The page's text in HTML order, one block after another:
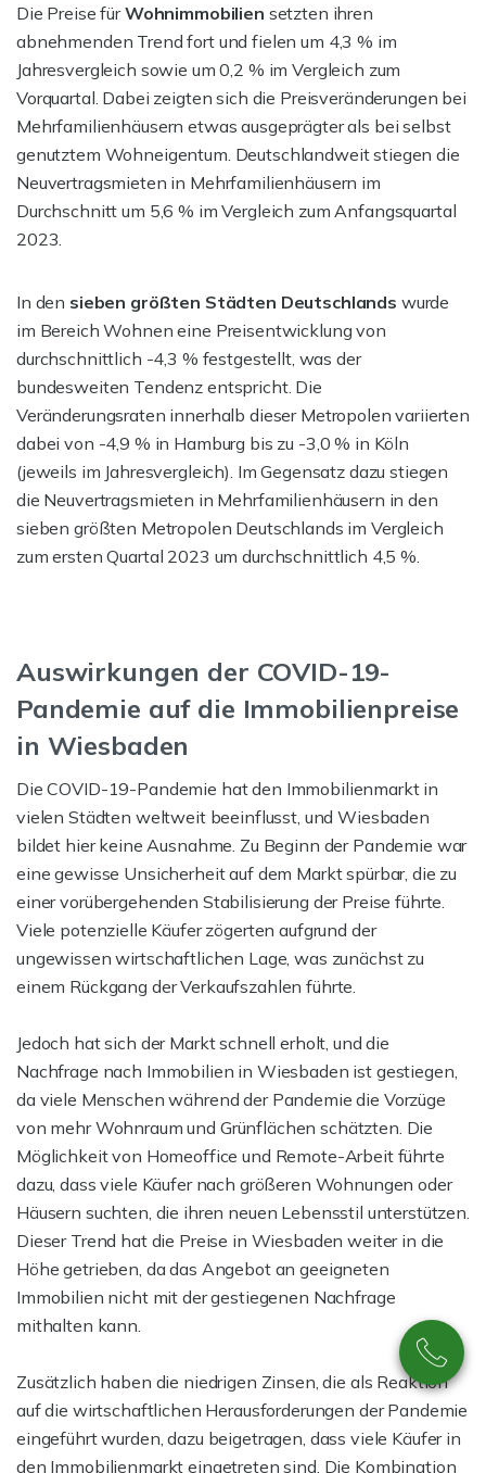
Die Preise fürWohnimmobilien setzten ihren
abnehmenden Trend fort und fielen um 4,3 % im
Jahresvergleich sowie um 0,2 % im Vergleich zum
Vorquartal. Dabei zeigten sich die Preisveränderungen bei
Mehrfamilienhäusern etwas ausgeprägter als bei selbst
genutztem Wohneigentum. Deutschlandweit stiegen die
Neuvertragsmieten in Mehrfamilienhäusern im
Durchschnitt um 5,6 % im Vergleich zum Anfangsquartal
2023.
In den sieben größten Städten Deutschlands wurde
im Bereich Wohnen eine Preisentwicklung von
durchschnittlich -4,3 % festgestellt, was der
bundesweiten Tendenz entspricht. Die
Veränderungsraten innerhalb dieser Metropolen variierten
dabei von -4,9 % in Hamburg bis zu -3,0 % in Köln
(jeweils im Jahresvergleich). Im Gegensatz dazu stiegen
die Neuvertragsmieten in Mehrfamilienhäusern in den
sieben größten Metropolen Deutschlands im Vergleich
zum ersten Quartal 2023 um durchschnittlich 4,5 %.
Auswirkungen der COVID-19-
Pandemie auf die Immobilienpreise
in Wiesbaden
Die COVID-19-Pandemie hat den Immobilienmarkt in
vielen Städten weltweit beeinflusst, und Wiesbaden
bildet hier keine Ausnahme. Zu Beginn der Pandemie war
eine gewisse Unsicherheit auf dem Markt spürbar, die zu
einer vorübergehenden Stabilisierung der Preise führte.
Viele potenzielle Käufer zögerten aufgrund der
ungewissen wirtschaftlichen Lage, was zunächst zu
einem Rückgang der Verkaufszahlen führte.
Jedoch hat sich der Markt schnell erholt, und die
Nachfrage nach Immobilien in Wiesbaden ist gestiegen,
da viele Menschen während der Pandemie die Vorzüge
von mehr Wohnraum und Grünflächen schätzten. Die
Möglichkeit von Homeoffice und Remote-Arbeit führte
dazu, dass viele Käufer nach größeren Wohnungen oder
Häusern suchten, die ihren neuen Lebensstil unterstützen.
Dieser Trend hat die Preise in Wiesbaden weiter in die
Höhe getrieben, da das Angebot an geeigneten
Immobilien nicht mit der gestiegenen Nachfrage
mithalten kann.
Zusätzlich haben die niedrigen Zinsen, die als Reaktion
auf die wirtschaftlichen Herausforderungen der Pandemie
eingeführt wurden, dazu beigetragen, dass viele Käufer in
den Immobilienmarkt eingetreten sind. Die Kombination